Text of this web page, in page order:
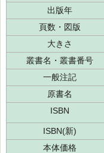
出版年
頁数・図版
大きさ
叢書名・叢書番号
一般注記
原書名
ISBN
ISBN(新)
本体価格